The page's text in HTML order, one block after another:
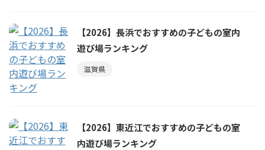
【2026】長浜でおすすめの子どもの室内
遊び場ランキング
滋賀県
【2026】東近江でおすすめの子どもの室
内遊び場ランキング